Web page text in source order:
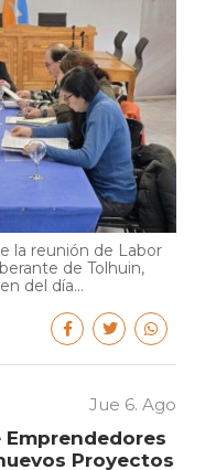
la reunión de Labor
de Tolhuin,
del día...
Jue 6. Ago
Emprendedores
Proyectos